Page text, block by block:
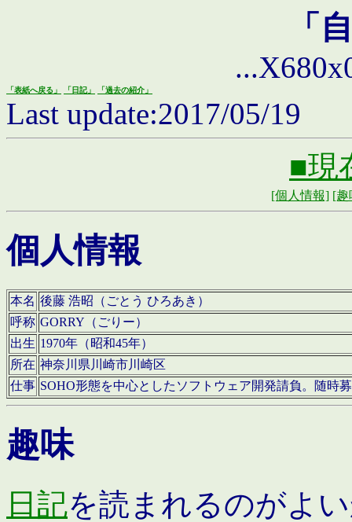
「
「表紙へ戻る」 「日記」 「過去の紹介」
Last update:2017/05/19
■現
[個人情報] [趣
個人情報
本名 後藤 浩昭（ごとう ひろあき）
呼称 GORRY（ごりー）
出生 1970年（昭和45年）
所在 神奈川県川崎市川崎区
仕事 SOHO形態を中心としたソフトウェア開発請負。随時
趣味
日記を読まれるのがよ